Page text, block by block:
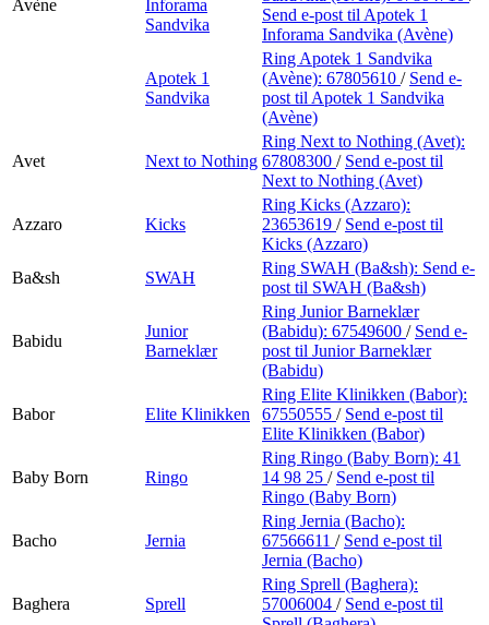
Avène
Inforama
Sandvika
Send e-post til Apotek 1
Inforama Sandvika (Avène)
Apotek 1
Sandvika
Ring Apotek 1 Sandvika
(Avène): 67805610 / Send e-
post til Apotek 1 Sandvika
(Avène)
Avet Next to Nothing
Ring Next to Nothing (Avet):
67808300 / Send e-post til
Next to Nothing (Avet)
Azzaro Kicks
Ring Kicks (Azzaro):
23653619 / Send e-post til
Kicks (Azzaro)
Ba&sh
SWAH
Ring SWAH (Ba&sh): Send e-
post til SWAH (Ba&sh)
Babidu
Junior
Barneklær
Ring Junior Barneklær
(Babidu): 67549600 / Send e-
post til Junior Barneklær
(Babidu)
Babor Elite Klinikken
Ring Elite Klinikken (Babor):
67550555 / Send e-post til
Elite Klinikken (Babor)
Baby Born Ringo
Ring Ringo (Baby Born): 41
14 98 25 / Send e-post til
Ringo (Baby Born)
Bacho Jernia
Ring Jernia (Bacho):
67566611 / Send e-post til
Jernia (Bacho)
Baghera Sprell
Ring Sprell (Baghera):
57006004 / Send e-post til